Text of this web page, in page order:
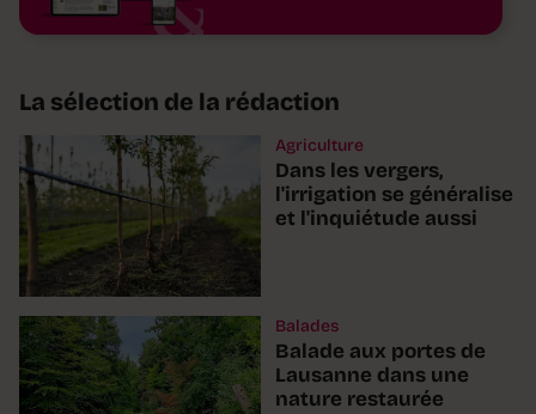
La sélection de la rédaction
Agriculture
Dans les vergers,
l'irrigation se généralise
et l'inquiétude aussi
Balades
Balade aux portes de
Lausanne dans une
nature restaurée